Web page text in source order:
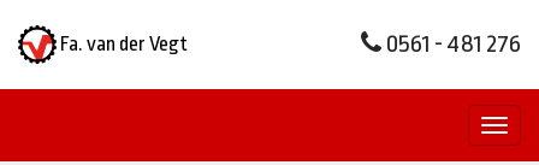
Fa. van der Vegt 0561 - 481 276